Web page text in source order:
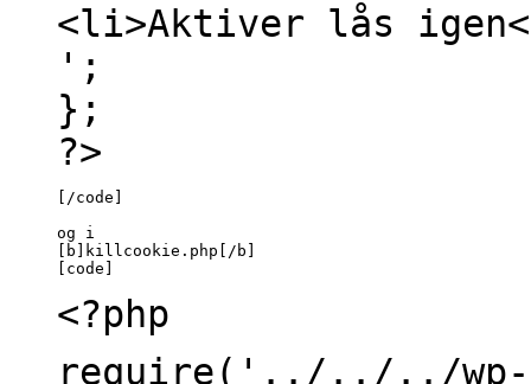
<li>Aktiver lås
';
};
?>
[/code]
og i
[b]killcookie.php[/b]
[code]
<?php
require('../../../wp-